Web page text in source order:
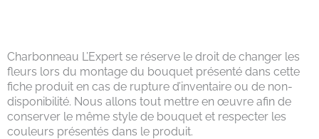
Charbonneau L’Expert se réserve le droit de changer les
fleurs lors du montage du bouquet présenté dans cette
fiche produit en cas de rupture d’inventaire ou de non-
disponibilité. Nous allons tout mettre en œuvre afin de
conserver le même style de bouquet et respecter les
couleurs présentés dans le produit.